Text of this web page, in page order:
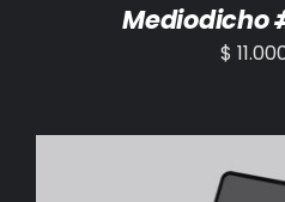
Mediodicho
$